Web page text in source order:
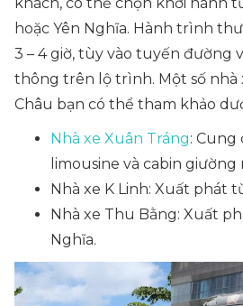
hoặc Yên Nghĩa. Hành trình
3 – 4 giờ, tùy vào tuyến đường
thông trên lộ trình. Một số nhà
Châu bạn có thể tham khảo
Nhà xe Xuân Tráng: Cung
limousine và cabin giường
Nhà xe K Linh: Xuất phát
Nhà xe Thu Bằng: Xuất
Nghĩa.